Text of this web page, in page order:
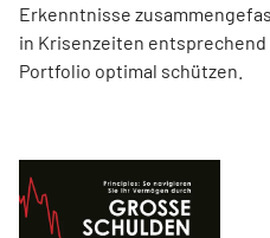
Erkenntnisse
in Krisenzeiten
Portfolio optimal schützen.